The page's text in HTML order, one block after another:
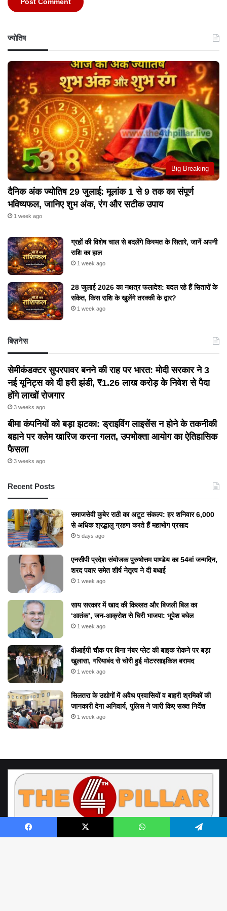
ज्योतिष
Big Breaking
दैनिक अंक ज्योतिष 29 जुलाई: मूलांक 1 से 9 तक का संपूर्ण
भविष्यफल, जानिए शुभ अंक, रंग और सटीक उपाय
1 week ago
ग्रहों की विशेष चाल से बदलेंगे किस्मत के सितारे, जानें अपनी
राशि का हाल
1 week ago
28 जुलाई 2026 का नक्षत्र फलादेश: बदल रहे हैं सितारों के
संकेत, किस राशि के खुलेंगे तरक्की के द्वार?
1 week ago
बिज़नेस
सेमीकंडक्टर सुपरपावर बनने की राह पर भारत: मोदी सरकार ने 3
नई यूनिट्स को दी हरी झंडी, ₹1.26 लाख करोड़ के निवेश से पैदा
होंगे लाखों रोजगार
3 weeks ago
बीमा कंपनियों को बड़ा झटका: ड्राइविंग लाइसेंस न होने के तकनीकी
बहाने पर क्लेम खारिज करना गलत, उपभोक्ता आयोग का ऐतिहासिक
फैसला
3 weeks ago
Recent Posts
समाजसेवी कुबेर राठी का अटूट संकल्प: हर शनिवार 6,000
से अधिक श्रद्धालु ग्रहण करते हैं महाभोग प्रसाद
5 days ago
एनसीपी प्रदेश संयोजक पुरुषोत्तम पाण्डेय का 54वां जन्मदिन,
शरद पवार समेत शीर्ष नेतृत्व ने दी बधाई
1 week ago
​साय सरकार में खाद की किल्लत और बिजली बिल का
‘आतंक’, जन-आक्रोश से घिरी भाजपा: भूपेश बघेल
1 week ago
वीआईपी चौक पर बिना नंबर प्लेट की बाइक रोकने पर बड़ा
खुलासा, गरियाबंद से चोरी हुई मोटरसाइकिल बरामद
1 week ago
सिलतरा के उद्योगों में अवैध प्रवासियों व बाहरी श्रमिकों की
जानकारी देना अनिवार्य, पुलिस ने जारी किए सख्त निर्देश
1 week ago
Facebook X WhatsApp Telegram